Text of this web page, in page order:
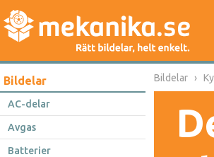
Bildelar
AC-delar
Avgas
Batterier
Bildelar